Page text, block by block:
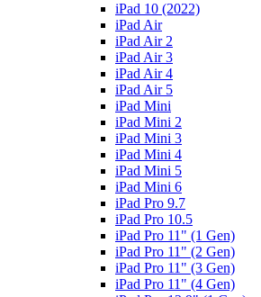
iPad 10 (2022)
iPad Air
iPad Air 2
iPad Air 3
iPad Air 4
iPad Air 5
iPad Mini
iPad Mini 2
iPad Mini 3
iPad Mini 4
iPad Mini 5
iPad Mini 6
iPad Pro 9.7
iPad Pro 10.5
iPad Pro 11" (1 Gen)
iPad Pro 11" (2 Gen)
iPad Pro 11" (3 Gen)
iPad Pro 11" (4 Gen)